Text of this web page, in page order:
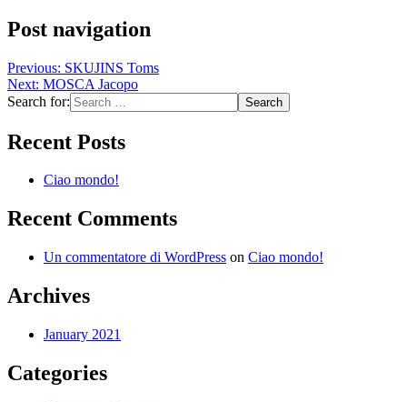
Post navigation
Previous: SKUJINS Toms
Next: MOSCA Jacopo
Search for:
Recent Posts
Ciao mondo!
Recent Comments
Un commentatore di WordPress on Ciao mondo!
Archives
January 2021
Categories